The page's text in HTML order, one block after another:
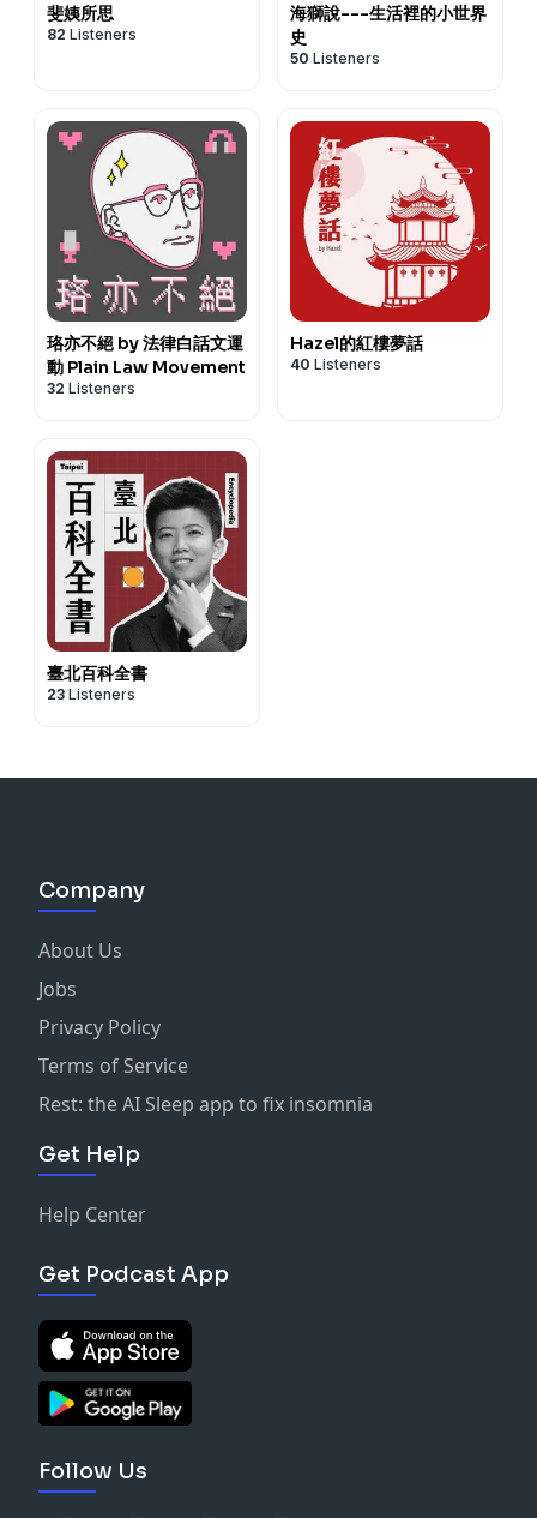
斐姨所思
82 Listeners
海獅說---生活裡的小世界
史
50 Listeners
珞亦不絕 by 法律白話文運
動 Plain Law Movement
32 Listeners
Hazel的紅樓夢話
40 Listeners
臺北百科全書
23 Listeners
Company
About Us
Jobs
Privacy Policy
Terms of Service
Rest: the AI Sleep app to fix insomnia
Get Help
Help Center
Get Podcast App
Follow Us